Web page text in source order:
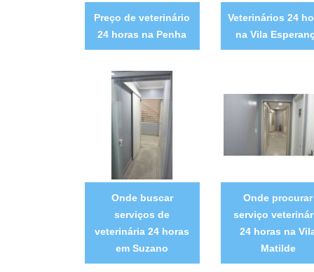
Preço de veterinário
24 horas na Penha
Veterinários 24
na Vila
Onde buscar
serviços de
veterinária 24 horas
em Suzano
Onde procurar
serviço
24 horas na
Matilde